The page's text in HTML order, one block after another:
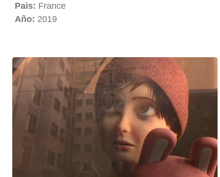
Pais: France
Año: 2019